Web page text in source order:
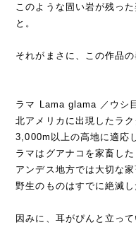
このような固い岩が残っ
と。
それがまさに、この作品
ラマ Lama glama ／ウシ
北アメリカに出現したラ
3,000m以上の高地に適応
ラマはグアナコを家畜し
アンデス地方では大切な
野生のものはすでに絶滅
因みに、耳がぴんと立っ